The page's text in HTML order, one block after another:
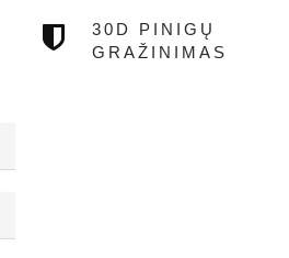
30D PINIGŲ
GRAŽINIMAS